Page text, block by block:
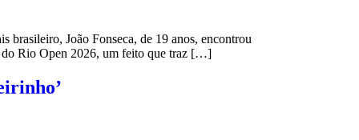
brasileiro, João Fonseca, de 19 anos, encontrou
do Rio Open 2026, um feito que traz […]